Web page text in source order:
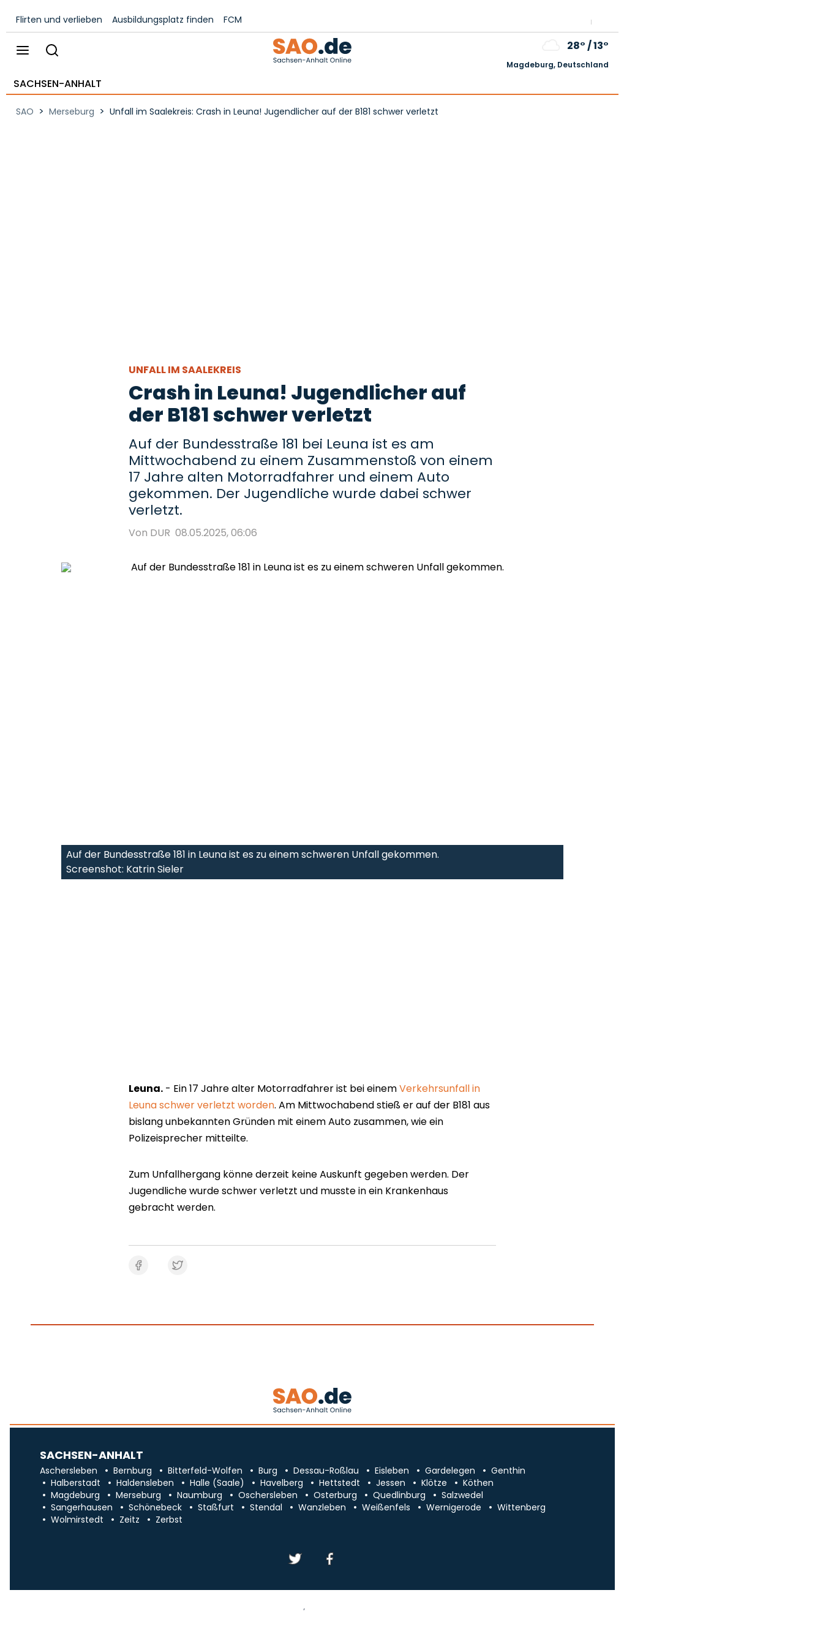
Flirten und verlieben Ausbildungsplatz finden FCM
28°/13°
Magdeburg, Deutschland
SACHSEN-ANHALT
SAO > Merseburg > Unfall im Saalekreis: Crash in Leuna! Jugendlicher auf der B181 schwer verletzt
UNFALL IM SAALEKREIS
Crash in Leuna! Jugendlicher auf
der B181 schwer verletzt
Auf der Bundesstraße 181 bei Leuna ist es am
Mittwochabend zu einem Zusammenstoß von einem
17 Jahre alten Motorradfahrer und einem Auto
gekommen. Der Jugendliche wurde dabei schwer
verletzt.
Von DUR 08.05.2025, 06:06
Auf der Bundesstraße 181 in Leuna ist es zu einem schweren Unfall gekommen.
Screenshot: Katrin Sieler
Leuna. - Ein 17 Jahre alter Motorradfahrer ist bei einemVerkehrsunfall in
Leuna schwer verletzt worden. Am Mittwochabend stieß er auf der B181 aus
bislang unbekannten Gründen mit einem Auto zusammen, wie ein
Polizeisprecher mitteilte.
Zum Unfallhergang könne derzeit keine Auskunft gegeben werden. Der
Jugendliche wurde schwer verletzt und musste in ein Krankenhaus
gebracht werden.
SACHSEN-ANHALT
Aschersleben Bernburg Bitterfeld-Wolfen Burg Dessau-Roßlau Eisleben Gardelegen
Genthin
Halberstadt
Haldensleben Halle (Saale) Havelberg Hettstedt Jessen Klötze
Köthen
Magdeburg
Merseburg Naumburg Oschersleben Osterburg Quedlinburg
Salzwedel
Sangerhausen
Schönebeck Staßfurt Stendal Wanzleben Weißenfels Wernigerode
Wittenberg
Wolmirstedt
Zeitz Zerbst
Impressum/Kontakt